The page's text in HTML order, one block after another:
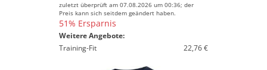
zuletzt überprüft am 07.08.2026 um 00:36; der
Preis kann sich seitdem geändert haben.
51% Ersparnis
Weitere Angebote:
Training-Fit
22,76 €